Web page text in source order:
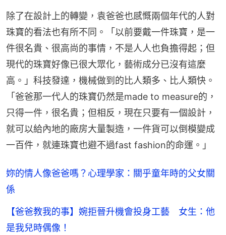
除了在設計上的轉變，袁爸爸也感慨兩個年代的人對
珠寶的看法也有所不同。「以前要戴一件珠寶，是一
件很名貴、很高尚的事情，不是人人也負擔得起；但
現代的珠寶好像已很大眾化，藝術成分已沒有這麼
高。」科技發達，機械做到的比人類多、比人類快。
「爸爸那一代人的珠寶仍然是made to measure的，
只得一件，很名貴；但相反，現在只要有一個設計，
就可以給內地的廠房大量製造，一件貨可以倒模變成
一百件，就連珠寶也避不過fast fashion的命運。」
妳的情人像爸爸嗎？心理學家：關乎童年時的父女關
係
【爸爸教我的事】婉拒晉升機會投身工藝 女生：他
是我兒時偶像！